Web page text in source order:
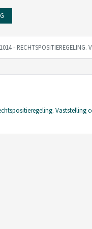
- RECHTSPOSITIEREGELING.
Vaststelling